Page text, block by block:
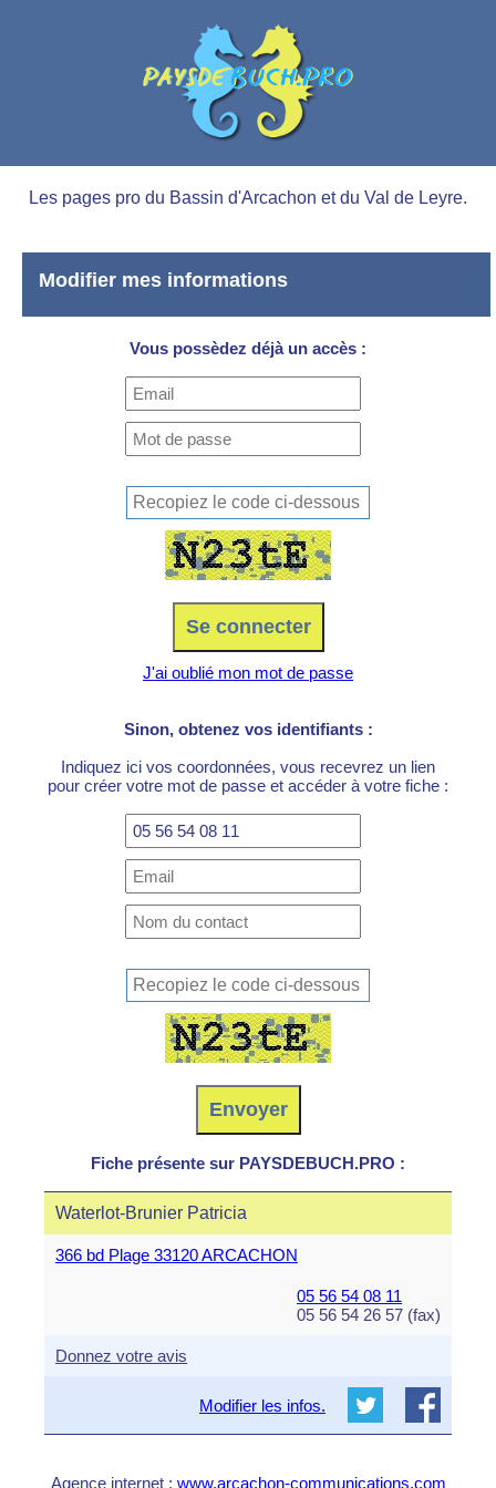
Les pages pro du Bassin d'Arcachon et du Val de Leyre.
Modifier mes informations
Vous possèdez déjà un accès :
J'ai oublié mon mot de passe
Sinon, obtenez vos identifiants :
Indiquez ici vos coordonnées, vous recevrez un lien
pour créer votre mot de passe et accéder à votre fiche :
Fiche présente sur PAYSDEBUCH.PRO :
Waterlot-Brunier Patricia
366 bd Plage 33120 ARCACHON
05 56 54 08 11
05 56 54 26 57 (fax)
Donnez votre avis
Modifier les infos.
Agence internet : www.arcachon-communications.com